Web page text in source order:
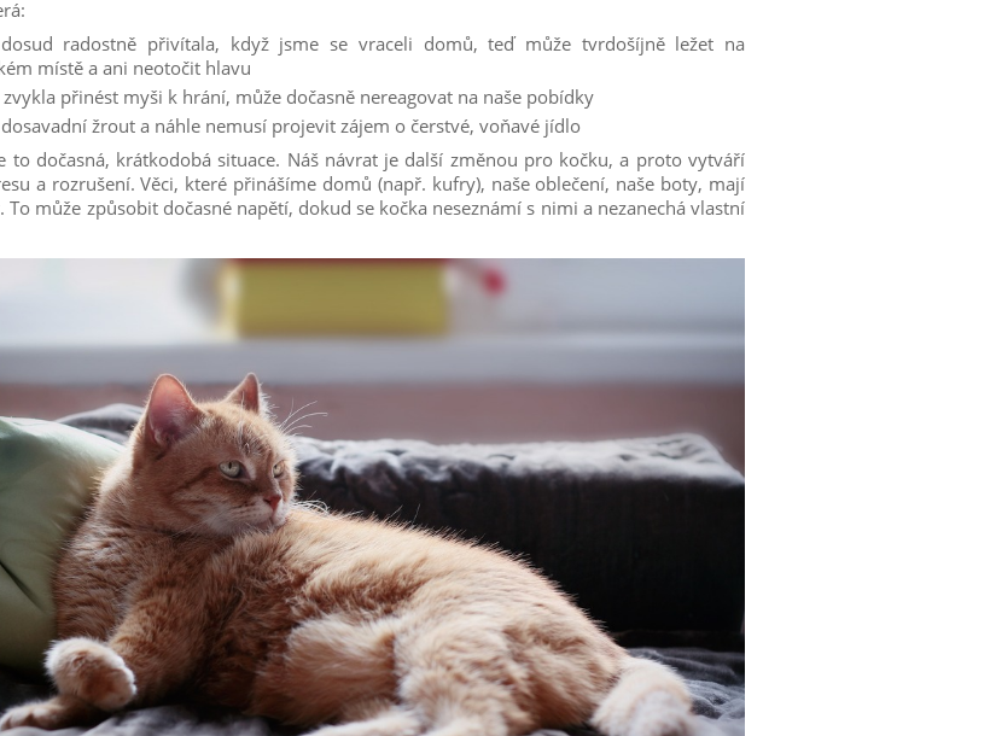
radostně přivítala, když jsme se vraceli domů, teď může tvrdošíjně ležet na
místě a ani neotočit hlavu
přinést myši k hrání, může dočasně nereagovat na naše pobídky
žrout a náhle nemusí projevit zájem o čerstvé, voňavé jídlo
to dočasná, krátkodobá situace. Náš návrat je další změnou pro kočku, a proto vytváří
a rozrušení. Věci, které přinášíme domů (např. kufry), naše oblečení, naše boty, mají
To může způsobit dočasné napětí, dokud se kočka neseznámí s nimi a nezanechá vlastní